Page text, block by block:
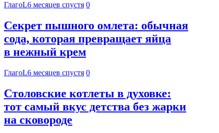
ГлагоL6 месяцев спустя 0
Секрет пышного омлета: обычная
сода, которая превращает яйца
в нежный крем
ГлагоL6 месяцев спустя 0
Столовские котлеты в духовке:
тот самый вкус детства без жарки
на сковороде